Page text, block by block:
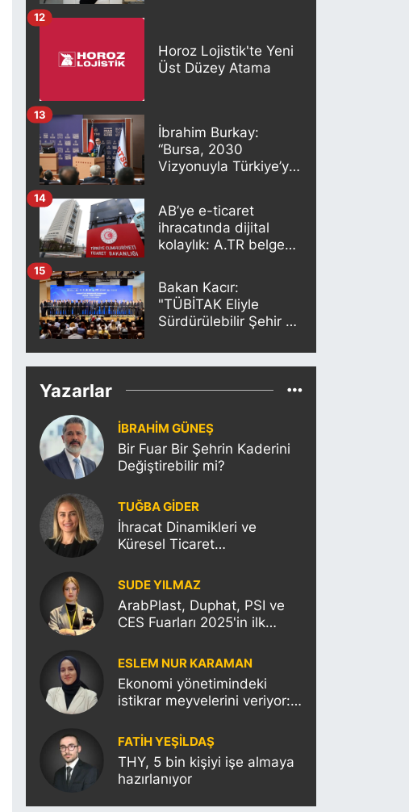
Horoz Lojistik'te Yeni
Üst Düzey Atama
12
İbrahim Burkay:
“Bursa, 2030
Vizyonuyla Türkiye’yi
13
AB’ye e-ticaret
ihracatında dijital
kolaylık: A.TR belgesi
oluşturuluyor
14
Bakan Kacır:
"TÜBİTAK Eliyle
Sürdürülebilir Şehir ve
Kurulacak"
15
Yazarlar
İBRAHİM GÜNEŞ
Bir Fuar Bir Şehrin Kaderini
Değiştirebilir mi?
TUĞBA GİDER
İhracat Dinamikleri ve
Küresel Ticaret
Etkisi
SUDE YILMAZ
ArabPlast, Duphat, PSI ve
CES Fuarları 2025'in ilk
vuracak
ESLEM NUR KARAMAN
Ekonomi yönetimindeki
istikrar meyvelerini veriyor:
notunu yükseltti!
FATIH YEŞİLDAŞ
THY, 5 bin kişiyi işe almaya
hazırlanıyor